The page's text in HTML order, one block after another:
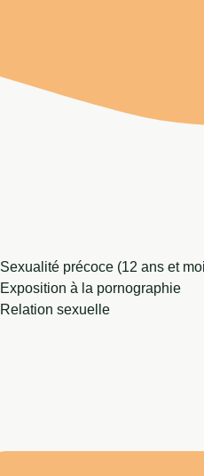
Sexualité précoce (12 ans et
Exposition à la pornographie
Relation sexuelle